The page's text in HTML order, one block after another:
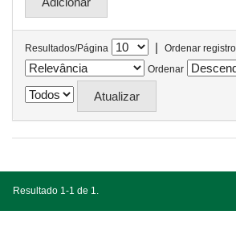
Resultados/Página |
Ordenar
Ordenar
Resultado 1-1 de 1.